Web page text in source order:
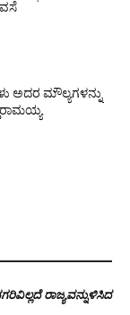
ಅದರ ಮೌಲ್ಯಗಳನ್ನು
ರಾಜ್ಯವನ್ನುಳಿಸಿದ